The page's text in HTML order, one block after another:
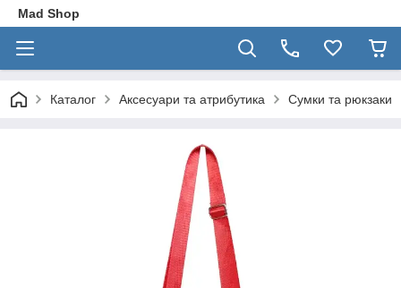
Mad Shop
Каталог Аксесуари та атрибутика Сумки та рюкзаки